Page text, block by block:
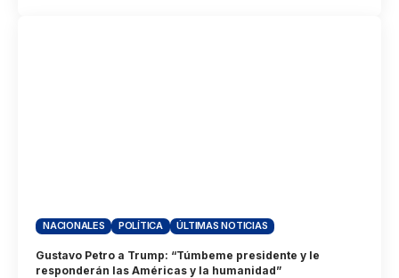
NACIONALES POLÍTICA ÚLTIMAS NOTICIAS
Gustavo Petro a Trump: “Túmbeme presidente y le
responderán las Américas y la humanidad”